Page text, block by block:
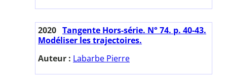
2020 Tangente Hors-série. N° 74. p. 40-43.
Modéliser les trajectoires.
Auteur : Labarbe Pierre